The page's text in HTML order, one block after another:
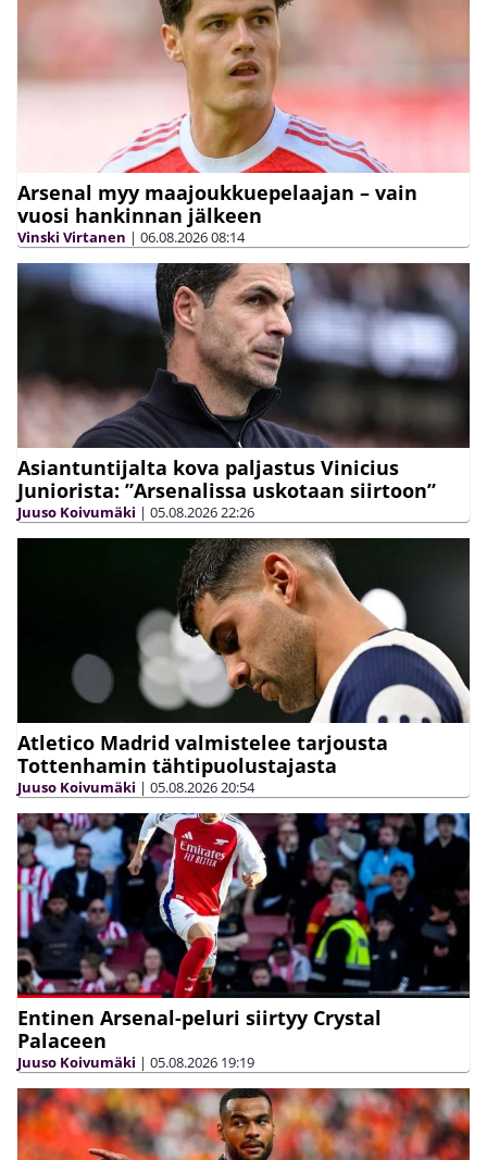
Arsenal myy maajoukkuepelaajan – vain
vuosi hankinnan jälkeen
Vinski Virtanen | 06.08.202608:14
Asiantuntijalta kova paljastus Vinicius
Juniorista: ”Arsenalissa uskotaan siirtoon”
Juuso Koivumäki | 05.08.202622:26
Atletico Madrid valmistelee tarjousta
Tottenhamin tähtipuolustajasta
Juuso Koivumäki | 05.08.202620:54
Entinen Arsenal-peluri siirtyy Crystal
Palaceen
Juuso Koivumäki | 05.08.2026 19:19